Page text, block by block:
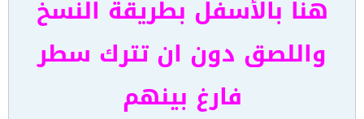
هنا بالأسفل بطريقة النسخ
واللصق دون ان تترك سطر
فارغ بينهم